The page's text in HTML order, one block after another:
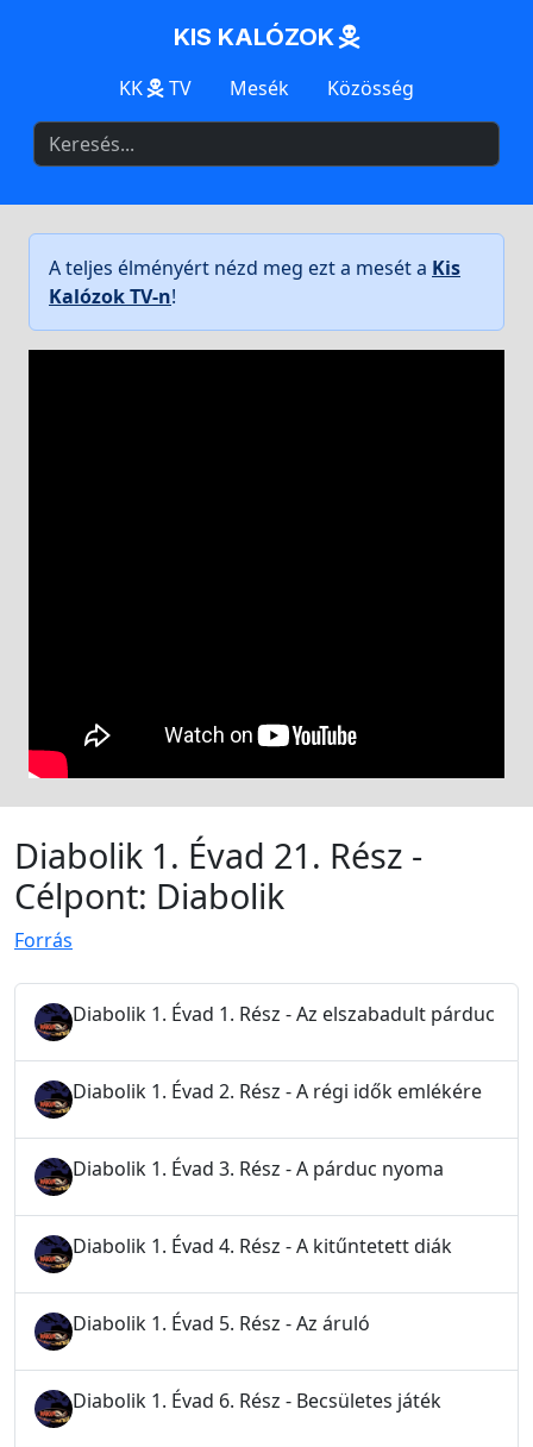
KIS KALÓZOK
KK TV Mesék Közösség
A teljes élményért nézd meg ezt a mesét a Kis
Kalózok TV-n!
Diabolik 1. Évad 21. Rész -
Célpont: Diabolik
Forrás
Diabolik 1. Évad 1. Rész - Az elszabadult párduc
Diabolik 1. Évad 2. Rész - A régi idők emlékére
Diabolik 1. Évad 3. Rész - A párduc nyoma
Diabolik 1. Évad 4. Rész - A kitűntetett diák
Diabolik 1. Évad 5. Rész - Az áruló
Diabolik 1. Évad 6. Rész - Becsületes játék